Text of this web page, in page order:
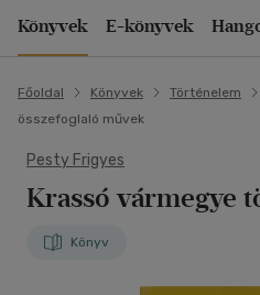
Könyvek E-könyvek
Főoldal Könyvek Történelem
összefoglaló művek
Pesty Frigyes
Krassó vármegye
Könyv